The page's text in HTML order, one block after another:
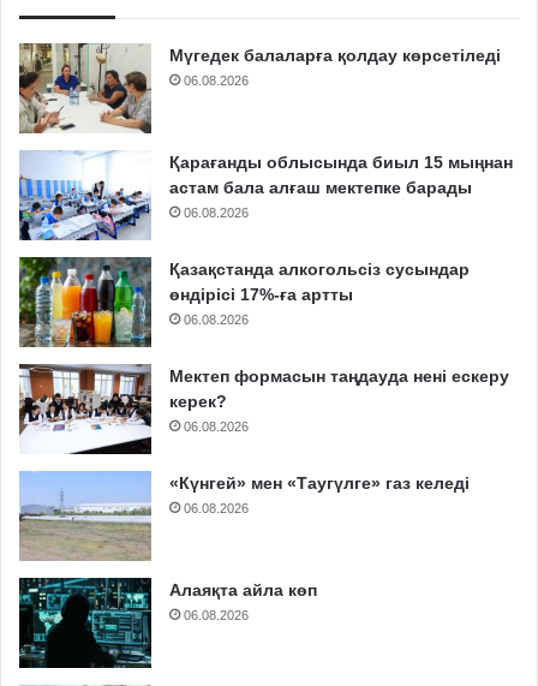
Мүгедек балаларға қолдау көрсетіледі
06.08.2026
Қарағанды облысында биыл 15 мыңнан
астам бала алғаш мектепке барады
06.08.2026
Қазақстанда алкогольсіз сусындар
өндірісі 17%-ға артты
06.08.2026
Мектеп формасын таңдауда нені ескеру
керек?
06.08.2026
«Күнгей» мен «Таугүлге» газ келеді
06.08.2026
Алаяқта айла көп
06.08.2026